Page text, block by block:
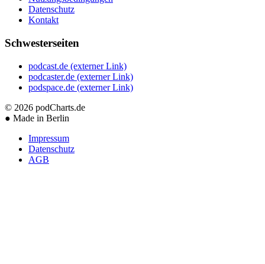
Datenschutz
Kontakt
Schwesterseiten
podcast.de (externer Link)
podcaster.de (externer Link)
podspace.de (externer Link)
© 2026 podCharts.de
● Made in Berlin
Impressum
Datenschutz
AGB